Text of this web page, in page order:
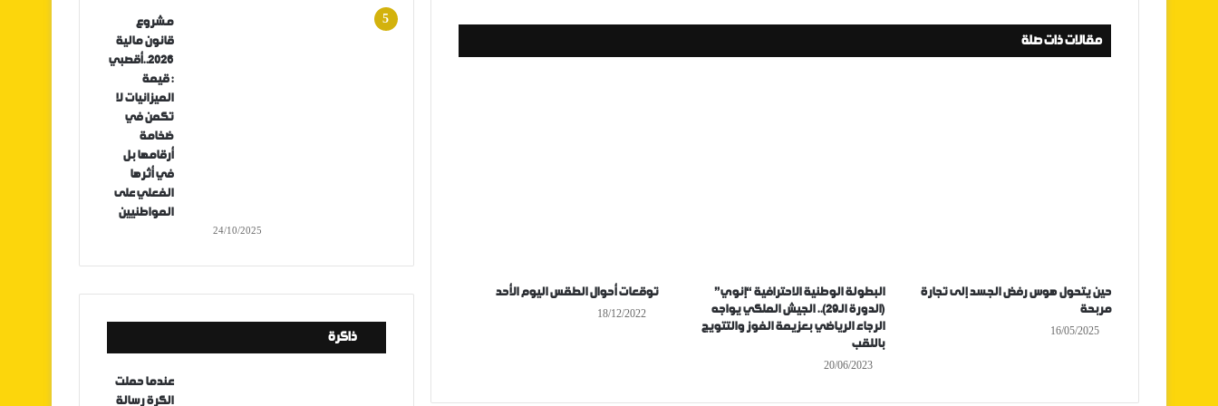
مقالات ذات صلة
حين يتحول هوس رفض الجسد إلى تجارة
مربحة
16/05/2025
البطولة الوطنية الاحترافية “إنوي”
(الدورة الـ29).. الجيش الملكي يواجه
الرجاء الرياضي بعزيمة الفوز والتتويج
باللقب
20/06/2023
توقعات أحوال الطقس اليوم الأحد
18/12/2022
مشروع
قانون مالية
2026..أقصبي
: قيمة
الميزانيات لا
تكمن في
ضخامة
أرقامها بل
في أثرها
الفعلي على
المواطنيين
24/10/2025
ذاكرة
عندما حملت
الكرة رسالة